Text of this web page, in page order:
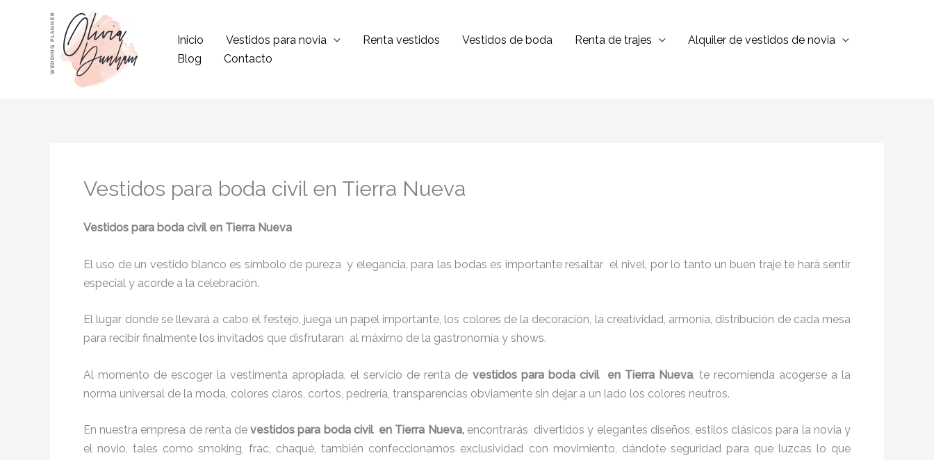
contenido
Inicio Vestidos para novia Renta vestidos Vestidos de boda Renta de trajes
Alquiler de vestidos de novia
Blog
Contacto
Vestidos para boda civil en Tierra Nueva
Vestidos para boda civil en Tierra Nueva
El uso de un vestido blanco es símbolo de pureza y elegancia, para las bodas es importante resaltar el nivel, por lo tanto un buen traje te hará sentir
especial y acorde a la celebración.
El lugar donde se llevará a cabo el festejo, juega un papel importante, los colores de la decoración, la creatividad, armonía, distribución de cada mesa
para recibir finalmente los invitados que disfrutaran al máximo de la gastronomía y shows.
Al momento de escoger la vestimenta apropiada, el servicio de renta de vestidos para boda civil en Tierra Nueva, te recomienda acogerse a la
norma universal de la moda, colores claros, cortos, pedrería, transparencias obviamente sin dejar a un lado los colores neutros.
En nuestra empresa de renta devestidos para boda civil en Tierra Nueva, encontrarás divertidos y elegantes diseños, estilos clásicos para la novia y
el novio, tales como smoking, frac, chaqué, también confeccionamos exclusividad con movimiento, dándote seguridad para que luzcas lo que